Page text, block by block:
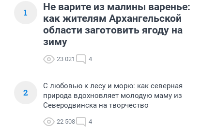
1
Не варите из малины варенье:
как жителям Архангельской
области заготовить ягоду на
зиму
23 021 4
2
С любовью к лесу и морю: как северная
природа вдохновляет молодую маму из
Северодвинска на творчество
22 508 4